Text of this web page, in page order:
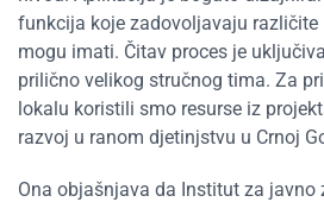
funkcija koje zadovoljavaju različite
mogu imati. Čitav proces je
prilično velikog stručnog tima. Za
lokalu koristili smo resurse iz
razvoj u ranom djetinjstvu u Crnoj
Ona objašnjava da Institut za javno